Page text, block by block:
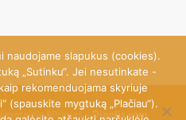
kūrimas –Dipolis.com
naudojame slapukus (cookies).
„Sutinku“. Jei nesutinkate -
rekomenduojama skyriuje
(spauskite mygtuką „Plačiau“).